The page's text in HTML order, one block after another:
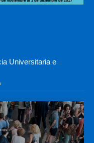
Universitaria e